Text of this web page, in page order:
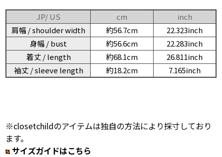
JP/ US cm
inch
肩幅 / shoulder width
約56.7cm
22.323inch
身幅 / bust
約56.6cm
22.283inch
着丈 / length
約68.1cm
26.811inch
袖丈 / sleeve length
約18.2cm 7.165inch
※closetchildのアイテムは独自の方法により採寸しており
ます。
サイズガイドはこちら